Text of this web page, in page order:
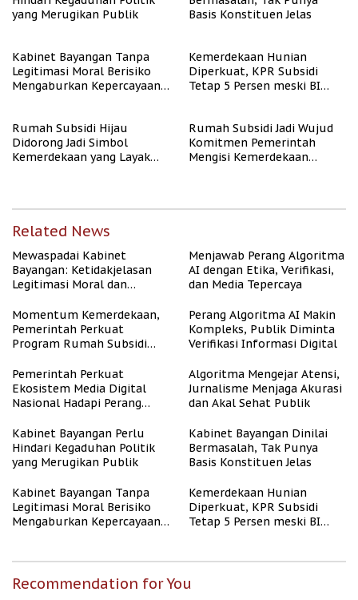
yang Merugikan Publik
Basis Konstituen Jelas
Kabinet Bayangan Tanpa
Legitimasi Moral Berisiko
Mengaburkan Kepercayaan
Kemerdekaan Hunian
Diperkuat, KPR Subsidi
Tetap 5 Persen meski BI
Rumah Subsidi Hijau
Didorong Jadi Simbol
Kemerdekaan yang Layak
Rumah Subsidi Jadi Wujud
Komitmen Pemerintah
Mengisi Kemerdekaan
Related News
Mewaspadai Kabinet
Bayangan: Ketidakjelasan
Legitimasi Moral dan
Menjawab Perang Algoritma
AI dengan Etika, Verifikasi,
dan Media Tepercaya
Momentum Kemerdekaan,
Pemerintah Perkuat
Program Rumah Subsidi
Berpenghasilan Rendah
Perang Algoritma AI Makin
Kompleks, Publik Diminta
Verifikasi Informasi Digital
Pemerintah Perkuat
Ekosistem Media Digital
Nasional Hadapi Perang
Algoritma Mengejar Atensi,
Jurnalisme Menjaga Akurasi
dan Akal Sehat Publik
Kabinet Bayangan Perlu
Hindari Kegaduhan Politik
yang Merugikan Publik
Kabinet Bayangan Dinilai
Bermasalah, Tak Punya
Basis Konstituen Jelas
Kabinet Bayangan Tanpa
Legitimasi Moral Berisiko
Mengaburkan Kepercayaan
Kemerdekaan Hunian
Diperkuat, KPR Subsidi
Tetap 5 Persen meski BI
Recommendation for You